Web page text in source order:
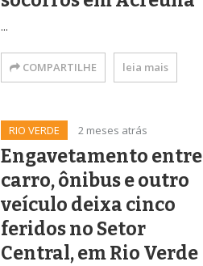
...
COMPARTILHE leia mais
RIO VERDE 2 meses atrás
Engavetamento entre
carro, ônibus e outro
veículo deixa cinco
feridos no Setor
Central, em Rio Verde